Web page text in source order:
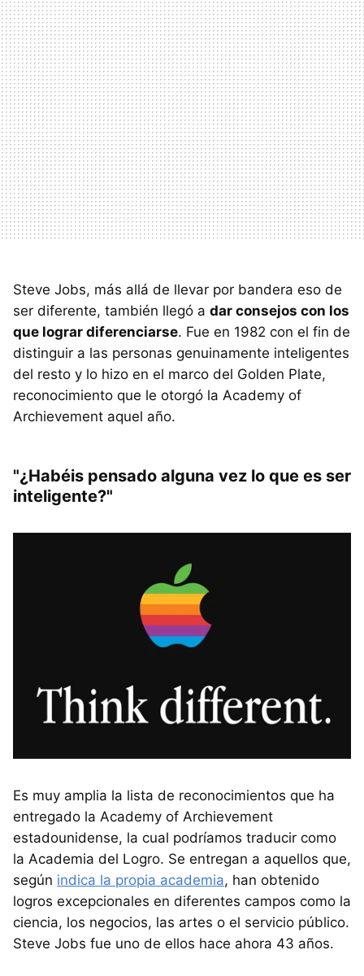
Steve Jobs, más allá de llevar por bandera eso de
ser diferente, también llegó a dar consejos con los
que lograr diferenciarse. Fue en 1982 con el fin de
distinguir a las personas genuinamente inteligentes
del resto y lo hizo en el marco del Golden Plate,
reconocimiento que le otorgó la Academy of
Archievement aquel año.
"¿Habéis pensado alguna vez lo que es ser
inteligente?"
Es muy amplia la lista de reconocimientos que ha
entregado la Academy of Archievement
estadounidense, la cual podríamos traducir como
la Academia del Logro. Se entregan a aquellos que,
según indica la propia academia, han obtenido
logros excepcionales en diferentes campos como la
ciencia, los negocios, las artes o el servicio público.
Steve Jobs fue uno de ellos hace ahora 43 años.